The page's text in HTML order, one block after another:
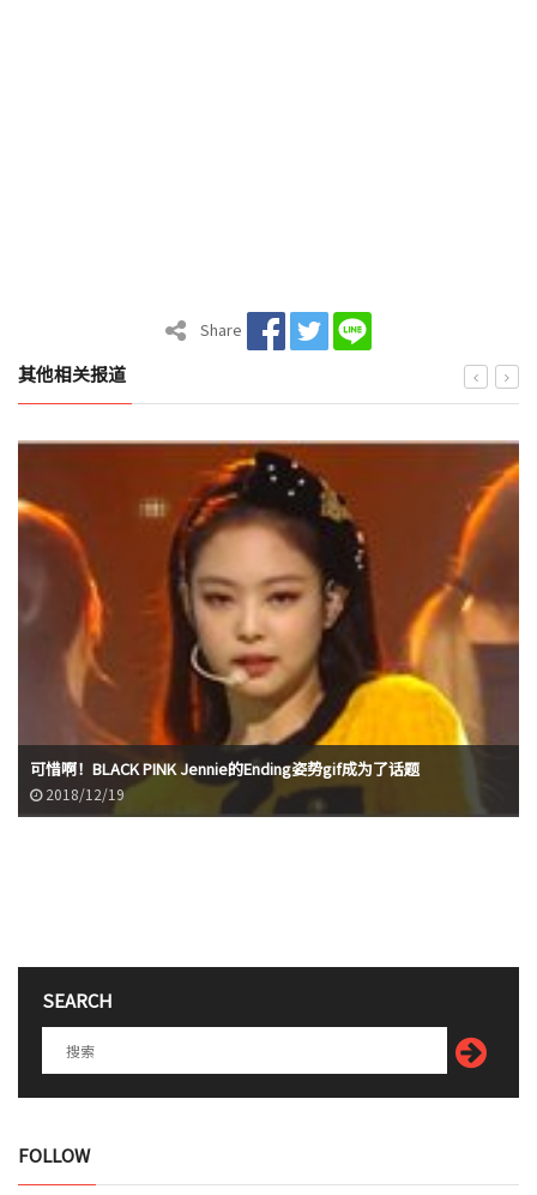
Share
其他相关报道
可惜啊！BLACK PINK Jennie的Ending姿势gif成为了话题
2018/12/19
SEARCH
FOLLOW